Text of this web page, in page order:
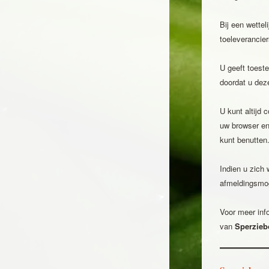
Bij een
U geeft
doordat u
U kunt altijd
uw browser
kunt benutten.
Indien u zich
Voor meer
van